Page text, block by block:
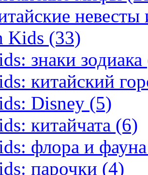
Kids (33)
знаки
китайский
Disney (5)
китайчата (6)
флора и
парочки (4)